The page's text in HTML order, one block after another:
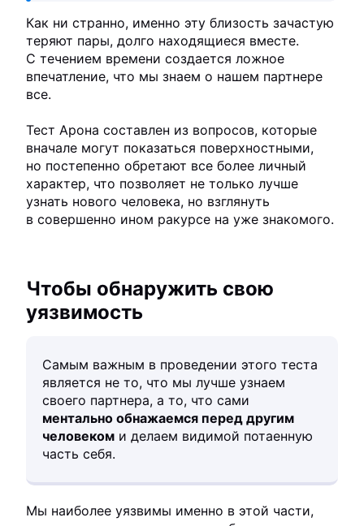
Как ни странно, именно эту близость зачастую
теряют пары, долго находящиеся вместе.
С течением времени создается ложное
впечатление, что мы знаем о нашем партнере
все.
Тест Арона составлен из вопросов, которые
вначале могут показаться поверхностными,
но постепенно обретают все более личный
характер, что позволяет не только лучше
узнать нового человека, но взглянуть
в совершенно ином ракурсе на уже знакомого.
Чтобы обнаружить свою
уязвимость
Самым важным в проведении этого теста
является не то, что мы лучше узнаем
своего партнера, а то, что сами
ментально обнажаемся перед другим
человеком и делаем видимой потаенную
часть себя.
Мы наиболее уязвимы именно в этой части,